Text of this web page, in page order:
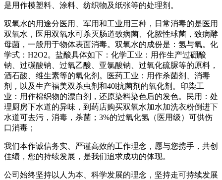
是用作模塑料、涂料、纺织物及纸张等的处理剂。
双氧水的用途分医用、军用和工业用三种，日常消毒的是医用
双氧水，医用双氧水可杀灭肠道致病菌、化脓性球菌，致病酵
母菌，一般用于物体表面消毒。双氧水的成份是：氢与氧。化
学式：H2O2。盐酸具体如下：化学工业：用作生产过硼酸
钠、过碳酸钠、过氧乙酸、亚氯酸钠、过氧化硫脲等的原料，
酒石酸、维生素等的氧化剂。医药工业：用作杀菌剂、消毒
剂，以及生产福美双杀虫剂和40l抗菌剂的氧化剂。印染工
业：用作棉织物的漂白剂，还原染料染色后的发色。民用：处
理厨房下水道的异味，到药店购买双氧水加水加洗衣粉倒进下
水道可去污，消毒，杀菌；3%的过氧化氢（医用级）可供伤
口消毒；
我们本作诚信务实、严谨高效的工作理念，愿与您携手，共创
佳绩，您的持续发展，是我们追求成功的体现。
公司始终坚持以人为本、科学发展的理念，坚持走可持续发展